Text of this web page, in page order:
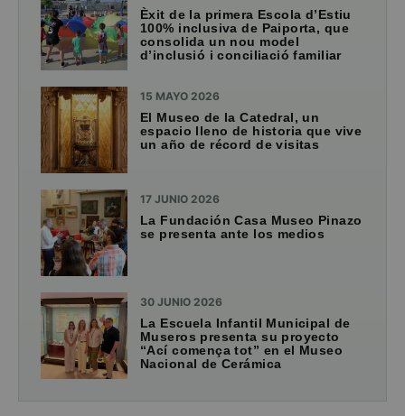
Èxit de la primera Escola d’Estiu
100% inclusiva de Paiporta, que
consolida un nou model
d’inclusió i conciliació familiar
15 MAYO 2026
El Museo de la Catedral, un
espacio lleno de historia que vive
un año de récord de visitas
17 JUNIO 2026
La Fundación Casa Museo Pinazo
se presenta ante los medios
30 JUNIO 2026
La Escuela Infantil Municipal de
Museros presenta su proyecto
“Ací comença tot” en el Museo
Nacional de Cerámica